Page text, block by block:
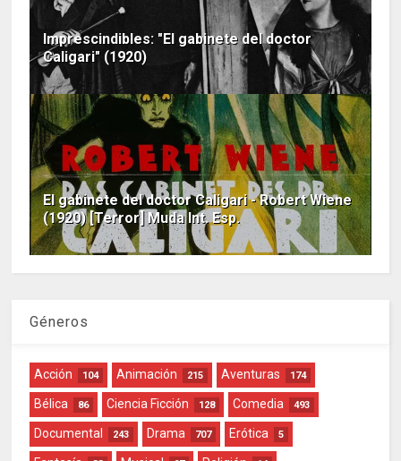
Imprescindibles: "El gabinete del doctor
Caligari" (1920)
El gabinete del doctor Caligari - Robert Wiene
(1920) [Terror] Muda Int. Esp.
Géneros
Acción 104 Animación 215 Aventuras 174
Bélica 86 Ciencia Ficción 128 Comedia 493
Documental 243 Drama 707 Erótica 5